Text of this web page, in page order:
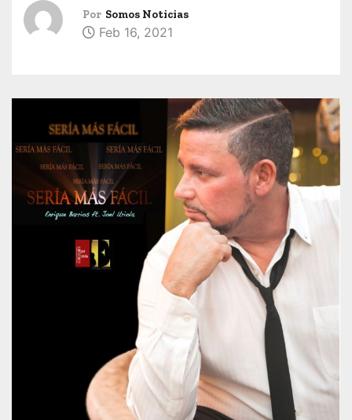
Por Somos Noticias
Feb 16, 2021